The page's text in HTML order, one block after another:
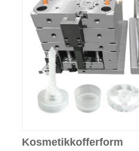
Kosmetikkofferform